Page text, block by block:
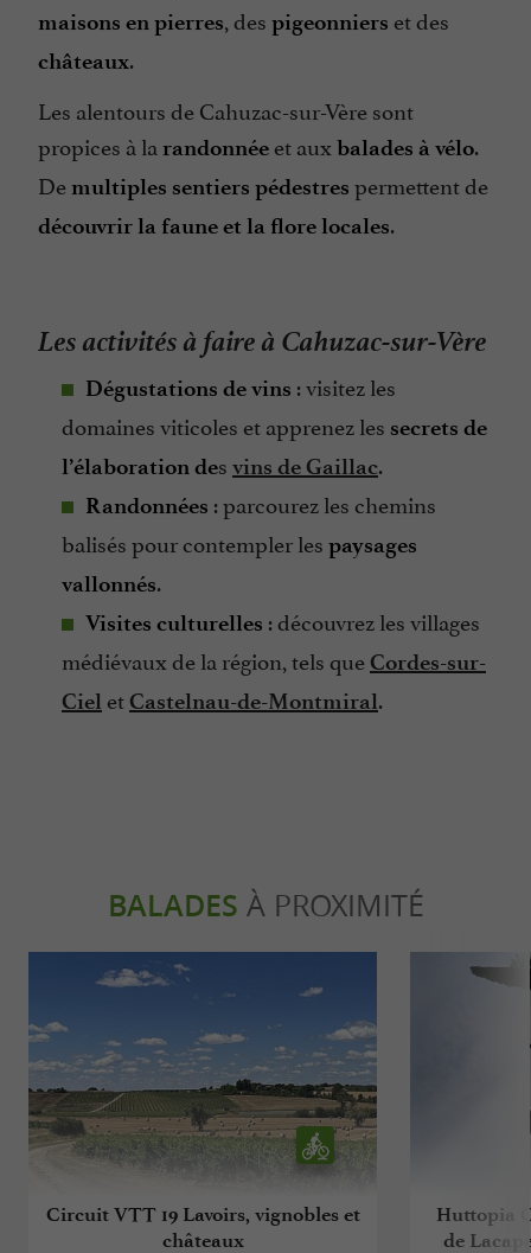
maisons en pierres, des pigeonniers et des
châteaux.
Les alentours de Cahuzac-sur-Vère sont
propices à la randonnée et aux balades à vélo.
De multiples sentiers pédestres permettent de
découvrir la faune et la flore locales.
Les activités à faire à Cahuzac-sur-Vère
Dégustations de vins : visitez les
domaines viticoles et apprenez les secrets de
l’élaboration des vins de Gaillac.
Randonnées : parcourez les chemins
balisés pour contempler les paysages
vallonnés.
Visites culturelles : découvrez les villages
médiévaux de la région, tels que Cordes-sur-
Ciel et Castelnau-de-Montmiral.
BALADES À PROXIMITÉ
Circuit VTT 19 Lavoirs, vignobles et
châteaux
Huttopia
de